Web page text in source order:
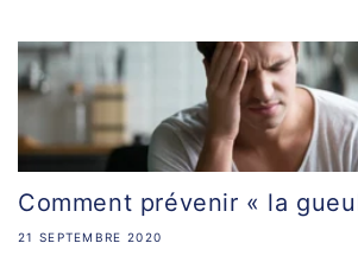
Comment prévenir « la
21 SEPTEMBRE 2020